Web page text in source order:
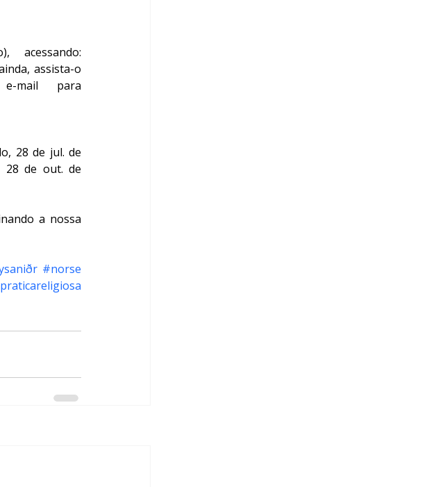
assista-o
mail para
28 de jul. de
28 de out. de
a nossa
#norse